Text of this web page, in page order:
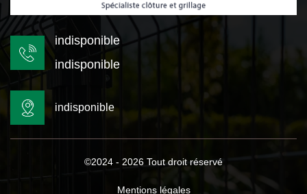
indisponible
indisponible
indisponible
©2024 - 2026 Tout droit réservé
Mentions légales